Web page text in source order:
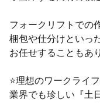
フォークリフトでの
梱包や仕分けといっ
お任せすることもあ
⭐理想のワークライ
業界でも珍しい『土